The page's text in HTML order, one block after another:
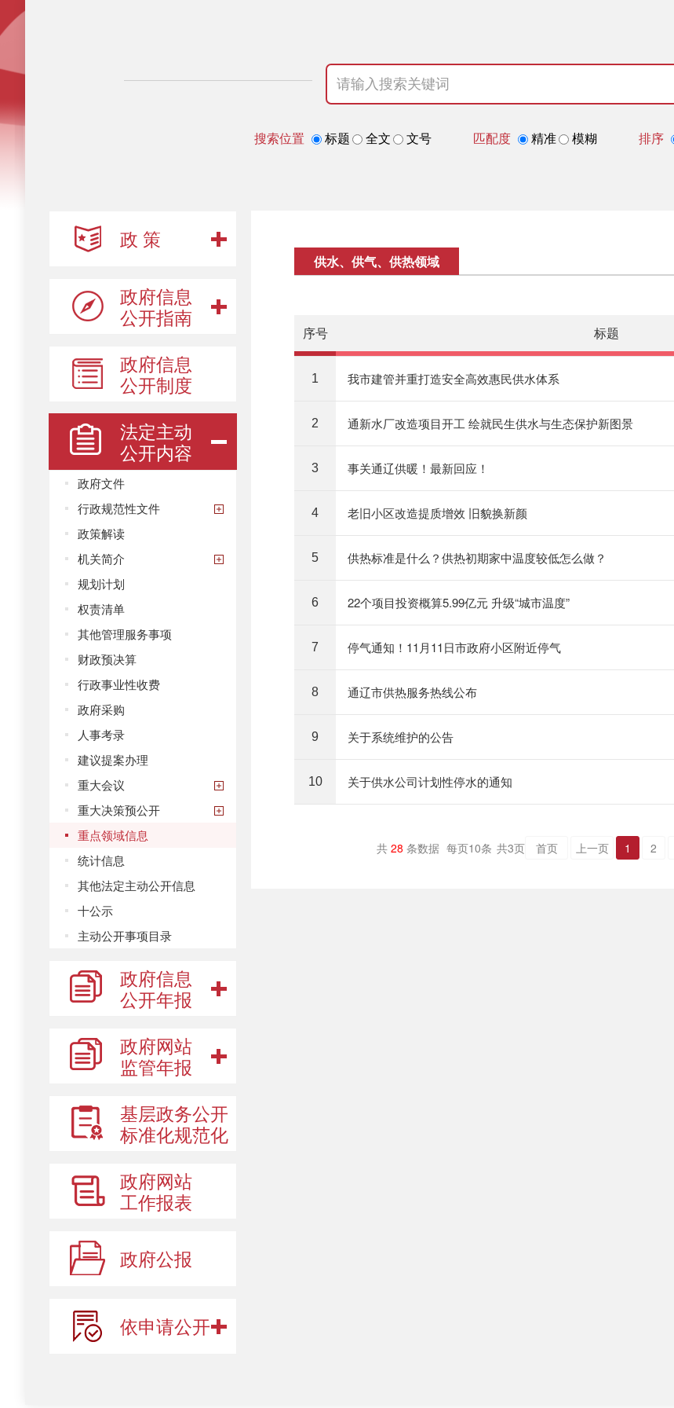
搜索位置 标题 全文 文号 匹配度 精准 模糊 排序
政 策
政府信息
公开指南
政府信息
公开制度
法定主动
公开内容
政府文件
行政规范性文件
政策解读
机关简介
规划计划
权责清单
其他管理服务事项
财政预决算
行政事业性收费
政府采购
人事考录
建议提案办理
重大会议
重大决策预公开
重点领域信息
统计信息
其他法定主动公开信息
十公示
主动公开事项目录
政府信息
公开年报
政府网站
监管年报
基层政务公开
标准化规范化
政府网站
工作报表
政府公报
依申请公开
供水、供气、供热领域
序号 标题
1 我市建管并重打造安全高效惠民供水体系
2 通新水厂改造项目开工 绘就民生供水与生态保护新图景
3 事关通辽供暖！最新回应！
4 老旧小区改造提质增效 旧貌换新颜
5 供热标准是什么？供热初期家中温度较低怎么做？
6 22个项目投资概算5.99亿元 升级“城市温度”
7 停气通知！11月11日市政府小区附近停气
8 通辽市供热服务热线公布
9 关于系统维护的公告
10 关于供水公司计划性停水的通知
共 28 条数据 每页10条 共3页 首页 上一页 1 2